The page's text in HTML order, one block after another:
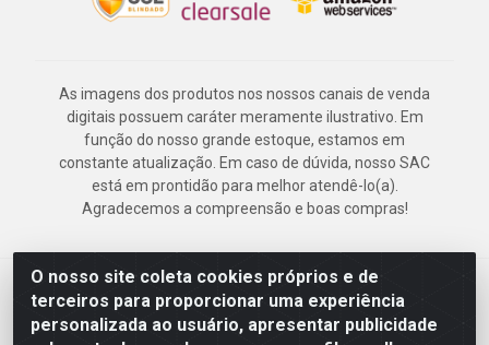
O nosso site coleta cookies próprios e de
terceiros para proporcionar uma experiência
personalizada ao usuário, apresentar publicidade
As imagens dos produtos nos nossos canais de venda
digitais possuem caráter meramente ilustrativo. Em
função do nosso grande estoque, estamos em
constante atualização. Em caso de dúvida, nosso SAC
está em prontidão para melhor atendê-lo(a).
Agradecemos a compreensão e boas compras!
Deskontão Atacado - Av. Marechal Mascarenhas de Morais, 2471 -
Imbiribeira - Recife/PE - CEP 51.150-001 - CNPJ 24.150.377/0003-
57